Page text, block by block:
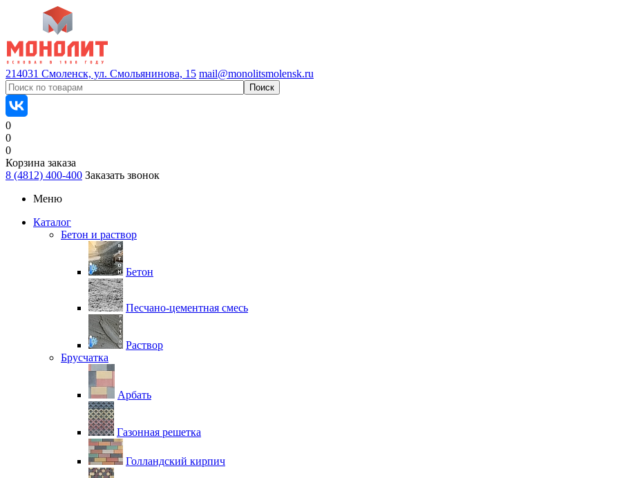
214031 Смоленск, ул. Смольянинова, 15 mail@monolitsmolensk.ru
0
0
0
Корзина заказа
8 (4812) 400-400 Заказать звонок
Меню
Каталог
Бетон и раствор
Бетон
Песчано-цементная смесь
Раствор
Брусчатка
Арбать
Газонная решетка
Голландский кирпич